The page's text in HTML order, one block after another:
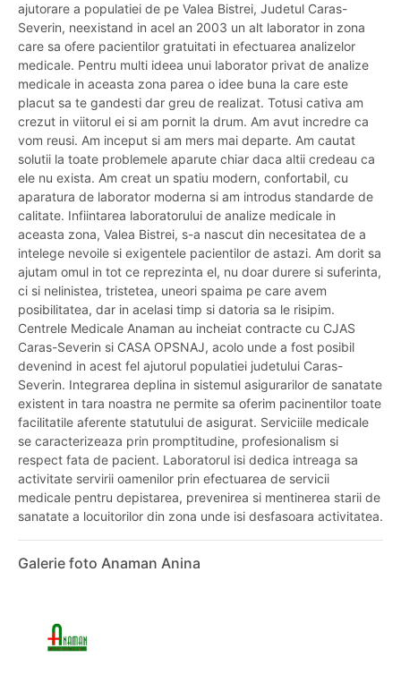
ajutorare a populatiei de pe Valea Bistrei, Judetul Caras-
Severin, neexistand in acel an 2003 un alt laborator in zona
care sa ofere pacientilor gratuitati in efectuarea analizelor
medicale. Pentru multi ideea unui laborator privat de analize
medicale in aceasta zona parea o idee buna la care este
placut sa te gandesti dar greu de realizat. Totusi cativa am
crezut in viitorul ei si am pornit la drum. Am avut incredre ca
vom reusi. Am inceput si am mers mai departe. Am cautat
solutii la toate problemele aparute chiar daca altii credeau ca
ele nu exista. Am creat un spatiu modern, confortabil, cu
aparatura de laborator moderna si am introdus standarde de
calitate. Infiintarea laboratorului de analize medicale in
aceasta zona, Valea Bistrei, s-a nascut din necesitatea de a
intelege nevoile si exigentele pacientilor de astazi. Am dorit sa
ajutam omul in tot ce reprezinta el, nu doar durere si suferinta,
ci si nelinistea, tristetea, uneori spaima pe care avem
posibilitatea, dar in acelasi timp si datoria sa le risipim.
Centrele Medicale Anaman au incheiat contracte cu CJAS
Caras-Severin si CASA OPSNAJ, acolo unde a fost posibil
devenind in acest fel ajutorul populatiei judetului Caras-
Severin. Integrarea deplina in sistemul asigurarilor de sanatate
existent in tara noastra ne permite sa oferim pacinentilor toate
facilitatile aferente statutului de asigurat. Serviciile medicale
se caracterizeaza prin promptitudine, profesionalism si
respect fata de pacient. Laboratorul isi dedica intreaga sa
activitate servirii oamenilor prin efectuarea de servicii
medicale pentru depistarea, prevenirea si mentinerea starii de
sanatate a locuitorilor din zona unde isi desfasoara activitatea.
Galerie foto Anaman Anina